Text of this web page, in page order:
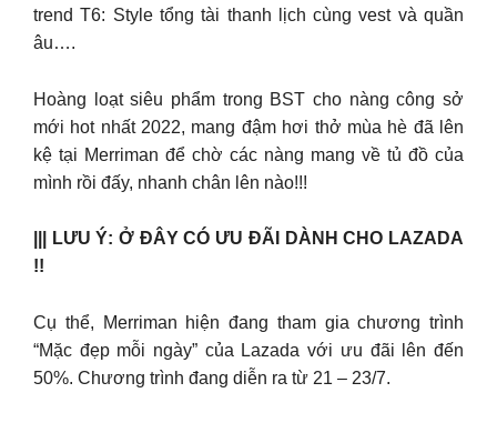
trend T6: Style tổng tài thanh lịch cùng vest và quần
âu….
Hoàng loạt siêu phẩm trong BST cho nàng công sở
mới hot nhất 2022, mang đậm hơi thở mùa hè đã lên
kệ tại Merriman để chờ các nàng mang về tủ đồ của
mình rồi đấy, nhanh chân lên nào!!!
||| LƯU Ý: Ở ĐÂY CÓ ƯU ĐÃI DÀNH CHO LAZADA
!!
Cụ thể, Merriman hiện đang tham gia chương trình
“Mặc đẹp mỗi ngày” của Lazada với ưu đãi lên đến
50%. Chương trình đang diễn ra từ 21 – 23/7.